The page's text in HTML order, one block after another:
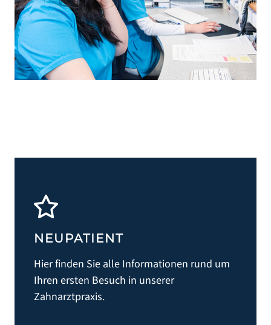
NEUPATIENT
Hier finden Sie alle Informationen rund um
Ihren ersten Besuch in unserer
Zahnarztpraxis.